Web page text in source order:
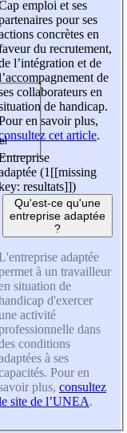
emploi et ses
pour ses
concrètes en
du recrutement,
l’intégration et de
de
collaborateurs en
de handicap.
en savoir plus,
cet article.
(1 [[missing
resultats]])
Qu'est-ce qu'une
entreprise adaptée
?
adaptée
à un travailleur
situation de
d'exercer
activité
dans
conditions
à ses
Pour en
plus, consultez
site de l’UNEA.